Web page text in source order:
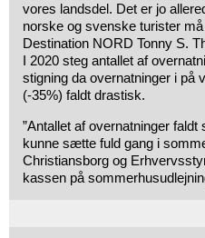
vores landsdel. Det er jo
norske og svenske turister
Destination NORD Tonny S.
I 2020 steg antallet af
stigning da overnatninger i på
(-35%) faldt drastisk.
”Antallet af overnatninger
kunne sætte fuld gang i
Christiansborg og
kassen på